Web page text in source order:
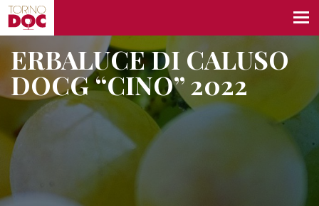
ERBALUCE DI CALUSO
DOCG “CINO” 2022